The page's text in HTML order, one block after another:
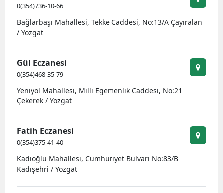
0(354)736-10-66
Bağlarbaşı Mahallesi, Tekke Caddesi, No:13/A Çayıralan
/ Yozgat
Gül Eczanesi
0(354)468-35-79
Yeniyol Mahallesi, Milli Egemenlik Caddesi, No:21
Çekerek / Yozgat
Fatih Eczanesi
0(354)375-41-40
Kadıoğlu Mahallesi, Cumhuriyet Bulvarı No:83/B
Kadışehri / Yozgat